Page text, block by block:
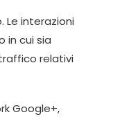
interazioni
in cui sia
relativi
Google+,